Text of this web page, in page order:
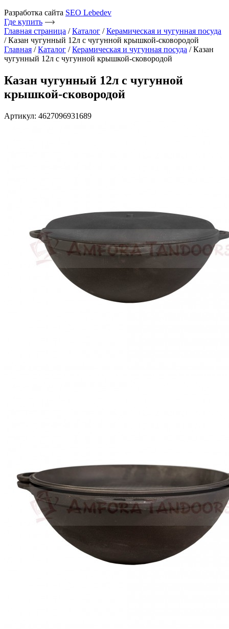
Разработка сайта SEO Lebedev
Где купить
Главная страница /Каталог /Керамическая и чугунная посуда
/Казан чугунный 12л с чугунной крышкой-сковородой
Главная /Каталог /Керамическая и чугунная посуда / Казан
чугунный 12л с чугунной крышкой-сковородой
Казан чугунный 12л с чугунной
крышкой-сковородой
Артикул: 4627096931689